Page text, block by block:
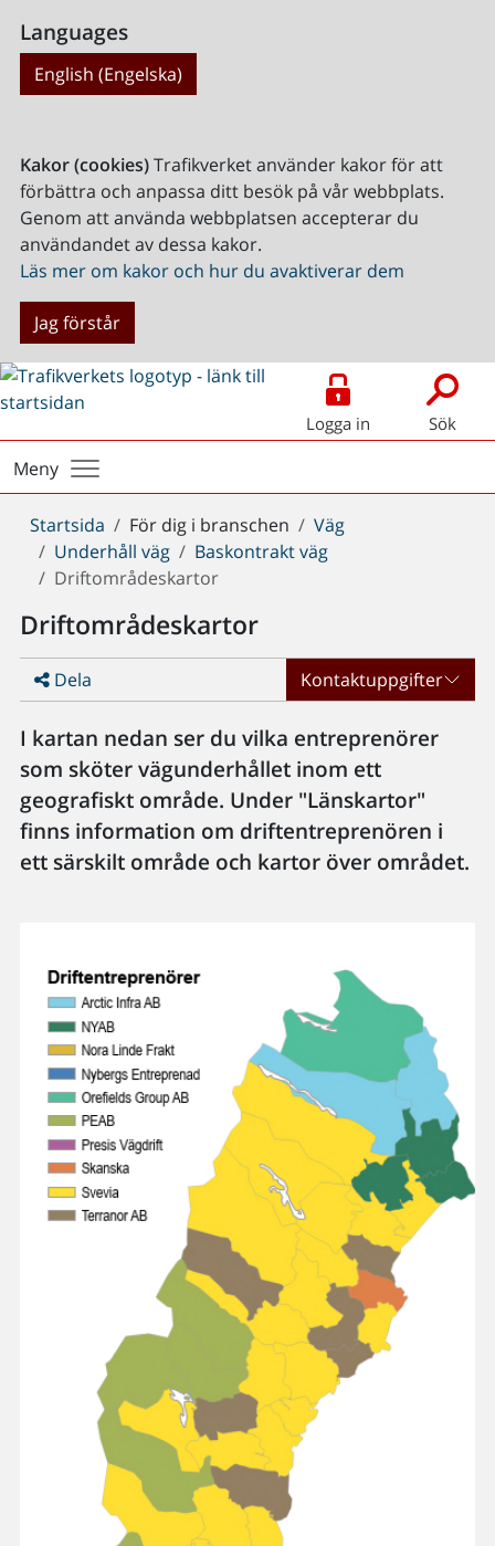
Languages
English (Engelska)
Kakor (cookies)Trafikverket använder kakor för att
förbättra och anpassa ditt besök på vår webbplats.
Genom att använda webbplatsen accepterar du
användandet av dessa kakor.
Läs mer om kakor och hur du avaktiverar dem
Jag förstår
Logga in Sök
Meny
Du
är
här:
Startsida För dig i branschen
Väg
Underhåll väg
Baskontrakt väg
Driftområdeskartor
Driftområdeskartor
Dela Kontaktuppgifter
I kartan nedan ser du vilka entreprenörer
som sköter vägunderhållet inom ett
geografiskt område. Under "Länskartor"
finns information om driftentreprenören i
ett särskilt område och kartor över området.